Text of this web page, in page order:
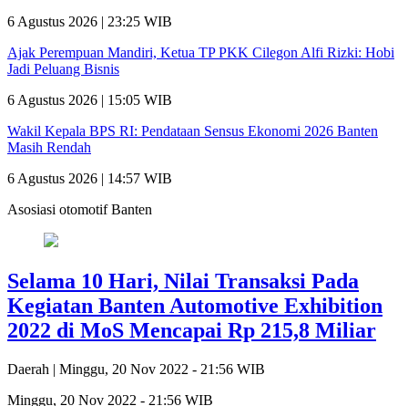
6 Agustus 2026 | 23:25 WIB
Ajak Perempuan Mandiri, Ketua TP PKK Cilegon Alfi Rizki: Hobi
Jadi Peluang Bisnis
6 Agustus 2026 | 15:05 WIB
Wakil Kepala BPS RI: Pendataan Sensus Ekonomi 2026 Banten
Masih Rendah
6 Agustus 2026 | 14:57 WIB
Asosiasi otomotif Banten
Selama 10 Hari, Nilai Transaksi Pada
Kegiatan Banten Automotive Exhibition
2022 di MoS Mencapai Rp 215,8 Miliar
Daerah | Minggu, 20 Nov 2022 - 21:56 WIB
Minggu, 20 Nov 2022 - 21:56 WIB